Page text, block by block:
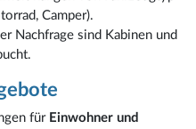
Camper).
Nachfrage sind Kabinen und
für Einwohner und